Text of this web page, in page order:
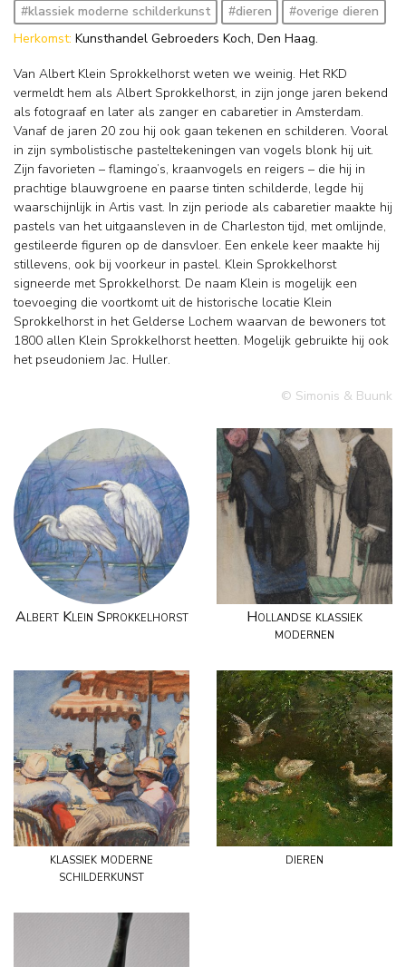
#klassiek moderne schilderkunst
#dieren
#overige dieren
Herkomst: Kunsthandel Gebroeders Koch, Den Haag.
Van Albert Klein Sprokkelhorst weten we weinig. Het RKD
vermeldt hem als Albert Sprokkelhorst, in zijn jonge jaren bekend
als fotograaf en later als zanger en cabaretier in Amsterdam.
Vanaf de jaren 20 zou hij ook gaan tekenen en schilderen. Vooral
in zijn symbolistische pasteltekeningen van vogels blonk hij uit.
Zijn favorieten – flamingo’s, kraanvogels en reigers – die hij in
prachtige blauwgroene en paarse tinten schilderde, legde hij
waarschijnlijk in Artis vast. In zijn periode als cabaretier maakte hij
pastels van het uitgaansleven in de Charleston tijd, met omlijnde,
gestileerde figuren op de dansvloer. Een enkele keer maakte hij
stillevens, ook bij voorkeur in pastel. Klein Sprokkelhorst
signeerde met Sprokkelhorst. De naam Klein is mogelijk een
toevoeging die voortkomt uit de historische locatie Klein
Sprokkelhorst in het Gelderse Lochem waarvan de bewoners tot
1800 allen Klein Sprokkelhorst heetten. Mogelijk gebruikte hij ook
het pseudoniem Jac. Huller.
© Simonis & Buunk
Albert Klein Sprokkelhorst
Hollandse klassiek
modernen
klassiek moderne
schilderkunst
dieren